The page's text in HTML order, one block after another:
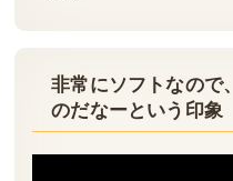
非常にソフトなので、
のだなーという印象